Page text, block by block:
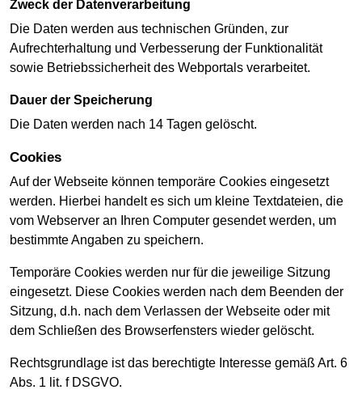
Zweck der Datenverarbeitung
Die Daten werden aus technischen Gründen, zur
Aufrechterhaltung und Verbesserung der Funktionalität
sowie Betriebssicherheit des Webportals verarbeitet.
Dauer der Speicherung
Die Daten werden nach 14 Tagen gelöscht.
Cookies
Auf der Webseite können temporäre Cookies eingesetzt
werden. Hierbei handelt es sich um kleine Textdateien, die
vom Webserver an Ihren Computer gesendet werden, um
bestimmte Angaben zu speichern.
Temporäre Cookies werden nur für die jeweilige Sitzung
eingesetzt. Diese Cookies werden nach dem Beenden der
Sitzung, d.h. nach dem Verlassen der Webseite oder mit
dem Schließen des Browserfensters wieder gelöscht.
Rechtsgrundlage ist das berechtigte Interesse gemäß Art. 6
Abs. 1 lit. f DSGVO.